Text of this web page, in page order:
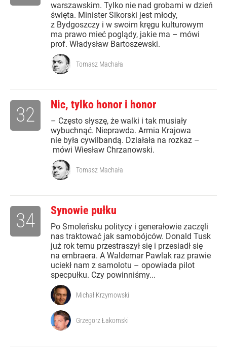
warszawskim. Tylko nie nad grobami w dzień
święta. Minister Sikorski jest młody,
z Bydgoszczy i w swoim kręgu kulturowym
ma prawo mieć poglądy, jakie ma – mówi
prof. Władysław Bartoszewski.
Tomasz Machała
Nic, tylko honor i honor
– Często słyszę, że walki i tak musiały
wybuchnąć. Nieprawda. Armia Krajowa
nie była cywilbandą. Działała na rozkaz –
mówi Wiesław Chrzanowski.
32
Tomasz Machała
Synowie pułku
Po Smoleńsku politycy i generałowie zaczęli
nas traktować jak samobójców. Donald Tusk
już rok temu przestraszył się i przesiadł się
na embraera. A Waldemar Pawlak raz prawie
uciekł nam z samolotu – opowiada pilot
specpułku. Czy powinniśmy...
34
Michał Krzymowski
Grzegorz Łakomski